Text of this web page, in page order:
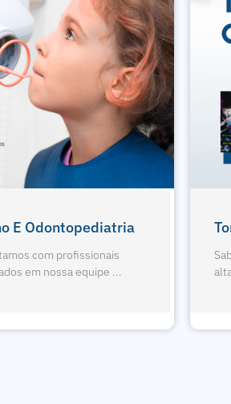
Molares
com profissionais
em nossa equipe ...